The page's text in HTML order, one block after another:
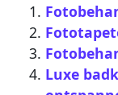
Luxe